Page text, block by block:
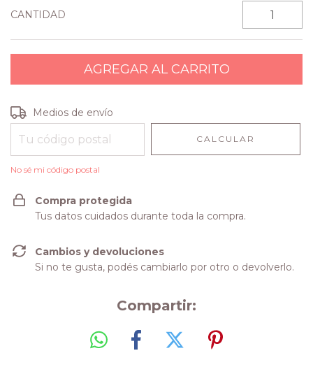
CANTIDAD
Entregas para el CP:
Medios de envío
CALCULAR
No sé mi código postal
Compra protegida
Tus datos cuidados durante toda la compra.
Cambios y devoluciones
Si no te gusta, podés cambiarlo por otro o devolverlo.
Compartir: